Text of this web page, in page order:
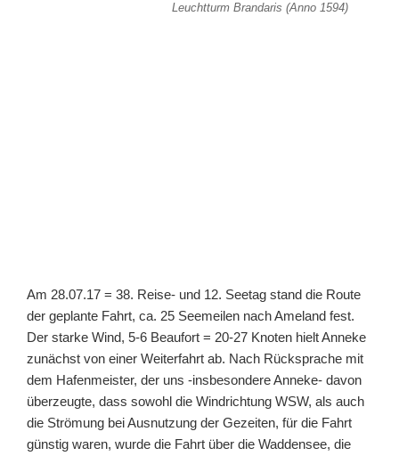
Leuchtturm Brandaris (Anno 1594)
Am 28.07.17 = 38. Reise- und 12. Seetag stand die Route
der geplante Fahrt, ca. 25 Seemeilen nach Ameland fest.
Der starke Wind, 5-6 Beaufort = 20-27 Knoten hielt Anneke
zunächst von einer Weiterfahrt ab. Nach Rücksprache mit
dem Hafenmeister, der uns -insbesondere Anneke- davon
überzeugte, dass sowohl die Windrichtung WSW, als auch
die Strömung bei Ausnutzung der Gezeiten, für die Fahrt
günstig waren, wurde die Fahrt über die Waddensee, die